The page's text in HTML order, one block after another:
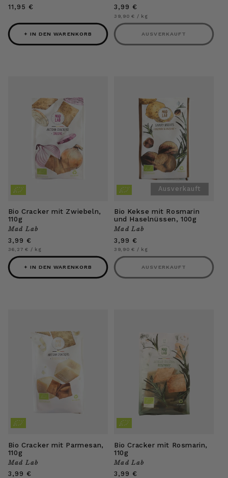
Normaler
11,95 €
+ IN DEN WARENKORB
Normaler
Preis
3,99 €
Grundpreis
39,90 € / pro
kg
AUSVERKAUFT
Bio Cracker mit Zwiebeln,
110g
Anbieter:
Mad Lab
Normaler
Preis
3,99 €
Grundpreis
36,27 € / pro
kg
+ IN DEN WARENKORB
Ausverkauft
Bio Kekse mit Rosmarin
und Haselnüssen, 100g
Anbieter:
Mad Lab
Normaler
Preis
3,99 €
Grundpreis
39,90 € / pro
kg
AUSVERKAUFT
Bio Cracker mit Parmesan,
110g
Anbieter:
Mad Lab
Normaler
3,99 €
Bio Cracker mit Rosmarin,
110g
Anbieter:
Mad Lab
Normaler
3,99 €